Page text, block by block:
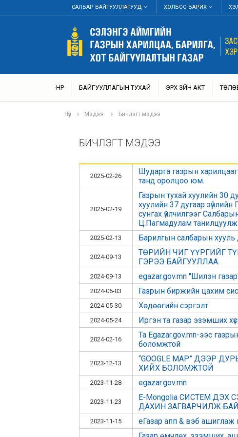
САЛБАР БАЙГУУЛЛАГУУД ХОЛБОО БАРИХ
НҮҮР БАЙГУУЛЛАГЫН ТУХАЙ ЭРХ ЗҮЙН АКТ
Нүүр Мэдээ Бичлэгт мэдээ
БИЧЛЭГТ МЭДЭЭ
2025-02-26
Шударга газрын харилцааг
танд оролцоо юм.
2025-02-19
Газрын тухай хуулийн 30
хуулийн 37 дугаар
сунгах үйлчилгээг
Ц.Пагмадулам танилцуулж
2025-02-13 Барилгын салбарын
2024-09-13
ТӨРИЙН ЧИГ ҮҮРГИЙГ
ГЭРЭЭ БАЙГУУЛЛАА.
2024-09-13 egazar.gov.mn "Шилэн
2024-06-03 Газрын биржийн цахим
2024-05-30 Хөдөөгийн сэргэлт
2024-05-24 Иргэн та газар эзэмших
2024-02-16
Та Egazar.gov.mn-ээс
боломжтой
2023-12-13
“GOOGLE MAP” ДЭЭР
ХИЙХ БОЛОМЖТОЙ
2023-11-28 egazar.gov.mn
2023-11-23
E-Mongolia СИСТЕМ
ДАХИН ЗАГВАРЧИЛЖ
2023-11-15 eГазар апп & вэб ашиглаж